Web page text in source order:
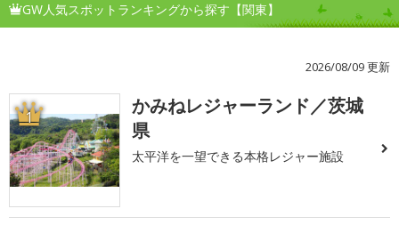
GW人気スポットランキングから探す【関東】
2026/08/09 更新
1
かみねレジャーランド／茨城
県
太平洋を一望できる本格レジャー施設